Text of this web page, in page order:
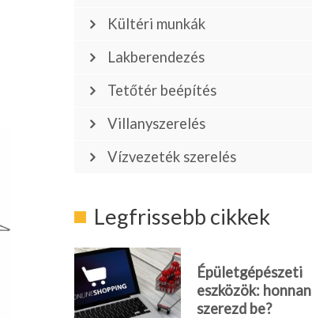
Kültéri munkák
Lakberendezés
Tetőtér beépítés
Villanyszerelés
Vízvezeték szerelés
Legfrissebb cikkek
Épületgépészeti
eszközök: honnan
szerezd be?